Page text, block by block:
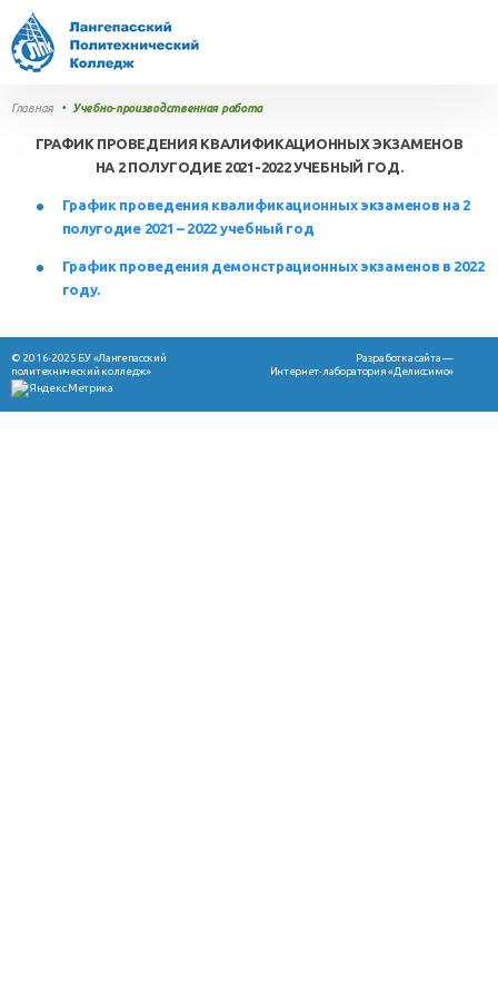
Главная • Учебно-производственная работа
ГРАФИК ПРОВЕДЕНИЯ КВАЛИФИКАЦИОННЫХ ЭКЗАМЕНОВ
НА 2 ПОЛУГОДИЕ 2021-2022 УЧЕБНЫЙ ГОД.
График проведения квалификационных экзаменов на 2
полугодие 2021 – 2022 учебный год
График проведения демонстрационных экзаменов в 2022
году.
© 2016-2025 БУ «Лангепасский
политехнический колледж»
Разработка сайта —
Интернет-лаборатория «Делиссимо»